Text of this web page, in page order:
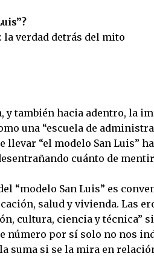
verdad detrás del mito
y también hacia adentro, la
una “escuela de
llevar “el modelo San Luis”
cuánto de
“modelo San Luis” es
salud y vivienda. Las
cultura, ciencia y técnica”
número por sí solo no nos
suma si se la mira en